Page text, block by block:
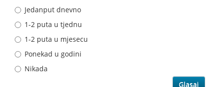
Jedanput dnevno
1-2 puta u tjednu
1-2 puta u mjesecu
Ponekad u godini
Nikada